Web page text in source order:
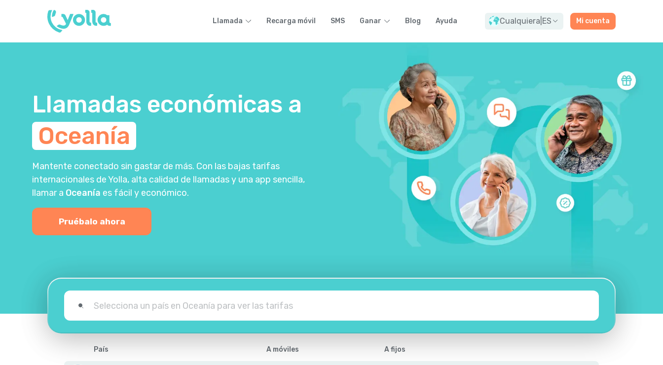
Llamada Recarga móvil SMS Ganar Blog Ayuda Cualquiera ES Mi cuenta
Llamadas económicas a
Oceanía
Mantente conectado sin gastar de más. Con las bajas tarifas
internacionales de Yolla, alta calidad de llamadas y una app sencilla,
llamar a Oceanía es fácil y económico.
Pruébalo ahora
País A móviles A fijos